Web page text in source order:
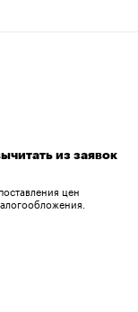
из заявок
цен